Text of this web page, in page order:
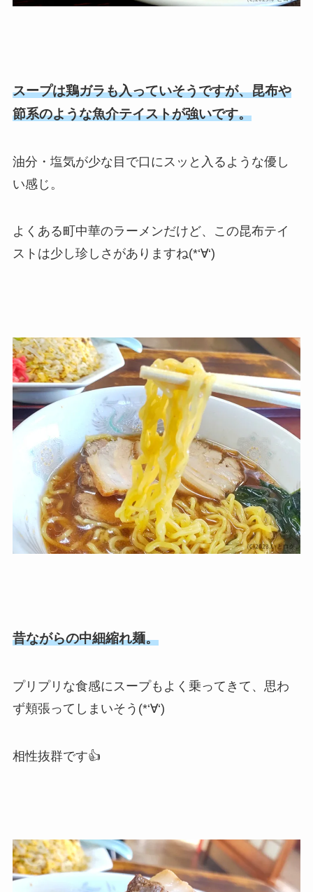
スープは鶏ガラも入っていそうですが、昆布や
節系のような魚介テイストが強いです。
油分・塩気が少な目で口にスッと入るような優し
い感じ。
よくある町中華のラーメンだけど、この昆布テイ
ストは少し珍しさがありますね(*‘∀‘)
昔ながらの中細縮れ麺。
プリプリな食感にスープもよく乗ってきて、思わ
ず頬張ってしまいそう(*‘∀‘)
相性抜群です👍